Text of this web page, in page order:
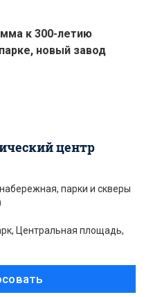
к 300-летию
новый завод
центр
парки и скверы
Центральная площадь,